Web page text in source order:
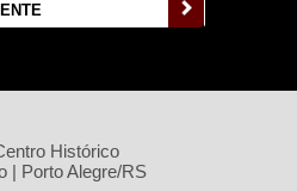
Histórico
| Porto Alegre/RS